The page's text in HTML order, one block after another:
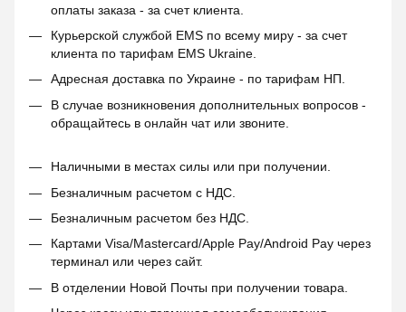
оплаты заказа - за счет клиента.
Курьерской службой EMS по всему миру - за счет
клиента по тарифам EMS Ukraine.
Адресная доставка по Украине - по тарифам НП.
В случае возникновения дополнительных вопросов -
обращайтесь в онлайн чат или звоните.
Наличными в местах силы или при получении.
Безналичным расчетом с НДС.
Безналичным расчетом без НДС.
Картами Visa/Mastercard/Apple Pay/Android Pay через
терминал или через сайт.
В отделении Новой Почты при получении товара.